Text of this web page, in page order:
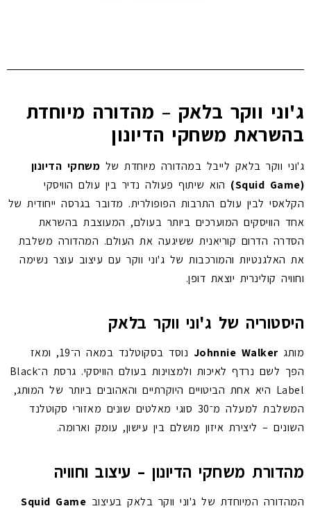
ג'וני ווקר בלאק – מהדורה מיוחדת
בהשראת משחקי הדיונון
ג'וני ווקר בלאק לייבל במהדורה מיוחדת של משחקי הדיונון
(Squid Game)
הוא שיתוף פעולה נדיר בין עולם הוויסקי
הקלאסי לבין עולם התרבות הפופולרית. מדובר בגרסה ייחודית של
אחד הוויסקים המוערכים ביותר בעולם, המעוצבת בהשראת
הסדרה הדרום קוריאנית ששיגעה את העולם. המהדורה משלבת
את האלגנטיות והמורכבות של ג'וני ווקר עם עיצוב עוצר נשימה
וחוויה קולינרית יוצאת דופן.
היסטוריה של ג'וני ווקר בלאק
מותגJohnnie Walker
נוסד בסקוטלנד במאה ה־19, ומאז
הפך לשם נרדף לאיכות ולמצוינות בעולם הוויסקי. גרסת ה־Black
Label היא אחת הביטויים היוקרתיים והאהובים ביותר של המותג,
המשלבת למעלה מ־30 סוגי מאלטים שונים מאזורי סקוטלנד
השונים – ליצירת איזון מושלם בין עישון, עומק וארומה.
מהדורת משחקי הדיונון – עיצוב וחוויה
המהדורה המיוחדת של ג'וני ווקר בלאק בעיצוב Squid Game